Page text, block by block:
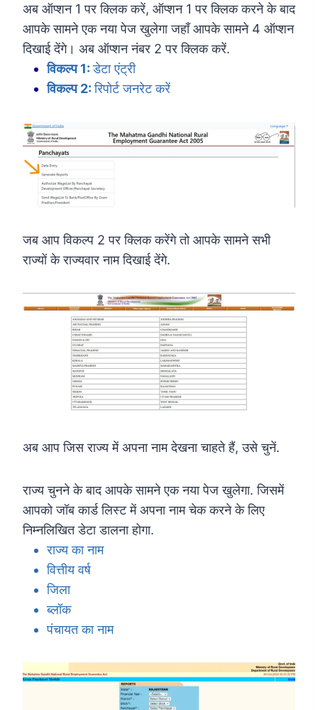
अब ऑप्शन 1 पर क्लिक करें, ऑप्शन 1 पर क्लिक करने के बाद
आपके सामने एक नया पेज खुलेगा जहाँ आपके सामने 4 ऑप्शन
दिखाई देंगे। अब ऑप्शन नंबर 2 पर क्लिक करें.
विकल्प 1:डेटा एंट्री
विकल्प 2:रिपोर्ट जनरेट करें
जब आप विकल्प 2 पर क्लिक करेंगे तो आपके सामने सभी
राज्यों के राज्यवार नाम दिखाई देंगे.
अब आप जिस राज्य में अपना नाम देखना चाहते हैं, उसे चुनें.
राज्य चुनने के बाद आपके सामने एक नया पेज खुलेगा. जिसमें
आपको जॉब कार्ड लिस्ट में अपना नाम चेक करने के लिए
निम्नलिखित डेटा डालना होगा.
राज्य का नाम
वित्तीय वर्ष
जिला
ब्लॉक
पंचायत का नाम